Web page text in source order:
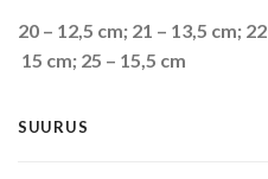
20 – 12,5 cm; 21 – 13,5 cm;
15 cm; 25 – 15,5 cm
SUURUS